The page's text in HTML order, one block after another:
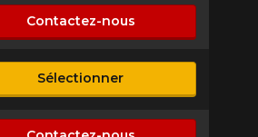
Contactez-nous
Sélectionner